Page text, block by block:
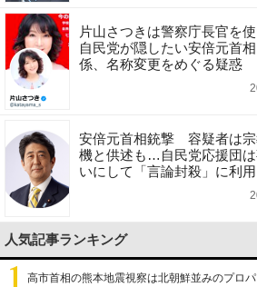
片山さつきは警察庁長官を
自民党が隠したい安倍元首
係、名称変更をめぐる疑惑
安倍元首相銃撃 容疑者は宗
機と供述も…自民党応援団
いにして「言論封殺」に利用
人気記事ランキング
高市首相の熊本地震視察は北朝鮮並みのプロパ